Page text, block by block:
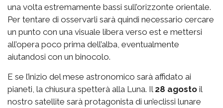
una volta estremamente bassi sull’orizzonte orientale.
Per tentare di osservarli sarà quindi necessario cercare
un punto con una visuale libera verso est e mettersi
all’opera poco prima dell’alba, eventualmente
aiutandosi con un binocolo.
E se l’inizio del mese astronomico sarà affidato ai
pianeti, la chiusura spetterà alla Luna. Il 28 agosto il
nostro satellite sarà protagonista di un’eclissi lunare